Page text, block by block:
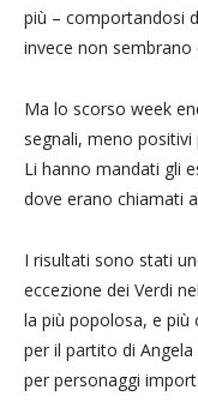
più – comportandosi
invece non sembrano
Ma lo scorso week
segnali, meno positivi
Li hanno mandati gli
dove erano chiamati
I risultati sono stati
eccezione dei Verdi
la più popolosa, e più
per il partito di
per personaggi